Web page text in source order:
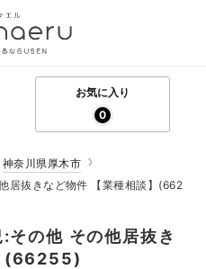
お気に入り
0
神奈川県厚木市
居抜きなど物件 【業種相談】(662
の他 その他居抜き
(66255)